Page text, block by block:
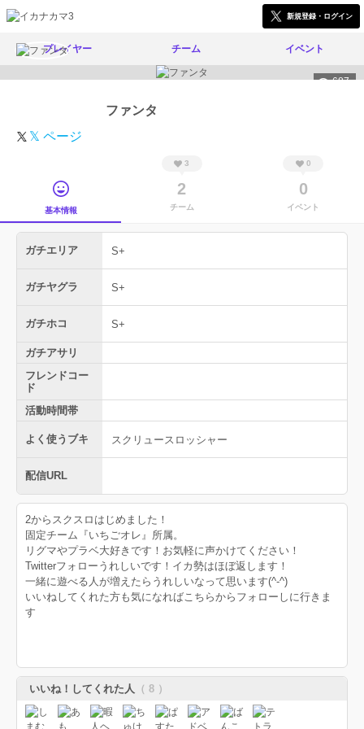
新規登録・ログイン
プレイヤー チーム イベント
687
ファンタ
𝕏 ページ
基本情報
3
2
チーム
0
0
イベント
ガチエリア S+
ガチヤグラ S+
ガチホコ S+
ガチアサリ
フレンドコー
ド
活動時間帯
よく使うブキ スクリュースロッシャー
配信URL
2からスクスロはじめました！
固定チーム『いちごオレ』所属。
リグマやプラベ大好きです！お気軽に声かけてください！
Twitterフォローうれしいです！イカ勢はほぼ返します！
一緒に遊べる人が増えたらうれしいなって思います(^-^)
いいねしてくれた方も気になればこちらからフォローしに行きま
す
いいね！してくれた人 （ 8 ）